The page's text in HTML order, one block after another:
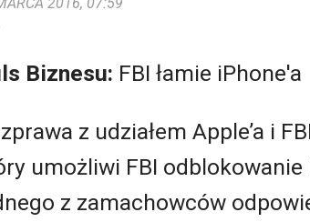
Biznesu: FBI łamie iPhone'a
z udziałem Apple’a i
umożliwi FBI odblokowanie
z zamachowców